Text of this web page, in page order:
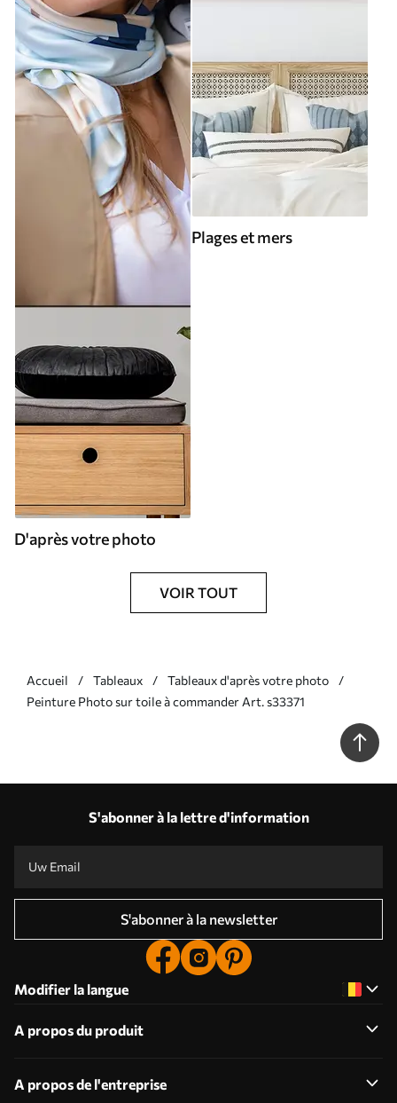
D'après votre photo
Plages et mers
VOIR TOUT
Accueil Tableaux
Tableaux d'après votre photo
Peinture Photo sur toile à commander Art. s33371
S'abonner à la lettre d'information
S'abonner à la newsletter
Modifier la langue
A propos du produit
A propos de l'entreprise